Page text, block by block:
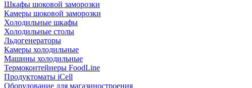
Шкафы шоковой заморозки
Камеры шоковой заморозки
Холодильные шкафы
Холодильные столы
Льдогенераторы
Камеры холодильные
Машины холодильные
Термоконтейнеры FoodLine
Продуктоматы iCell
Оборудование для магазиностроения